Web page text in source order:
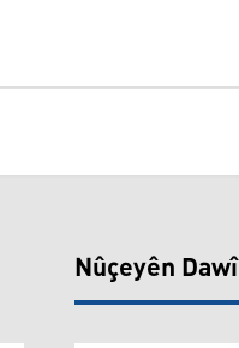
Nûçeyên Dawî